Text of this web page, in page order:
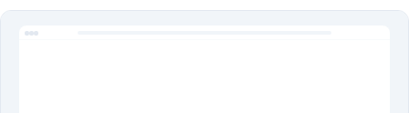
様々なスタイルでの引用機能、研究論文の要約機能、テキストの
言い換え機能、参考文献の大量インポート機能（.bibファイル対